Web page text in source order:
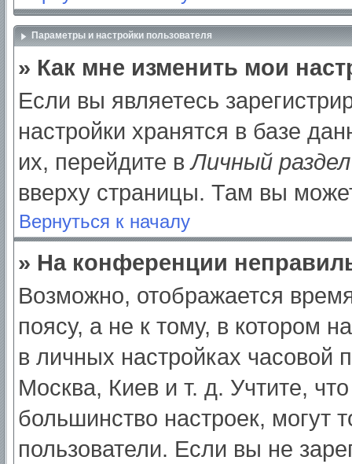
Параметры и настройки пользователя
» Как мне изменить мои
Если вы являетесь
настройки хранятся в базе
их, перейдите вЛичный раздел
вверху страницы. Там вы
Вернуться к началу
» На конференции
Возможно, отображается
поясу, а не к тому, в котором
в личных настройках часовой
Москва, Киев и т. д. Учтите,
большинство настроек, могут
пользователи. Если вы не